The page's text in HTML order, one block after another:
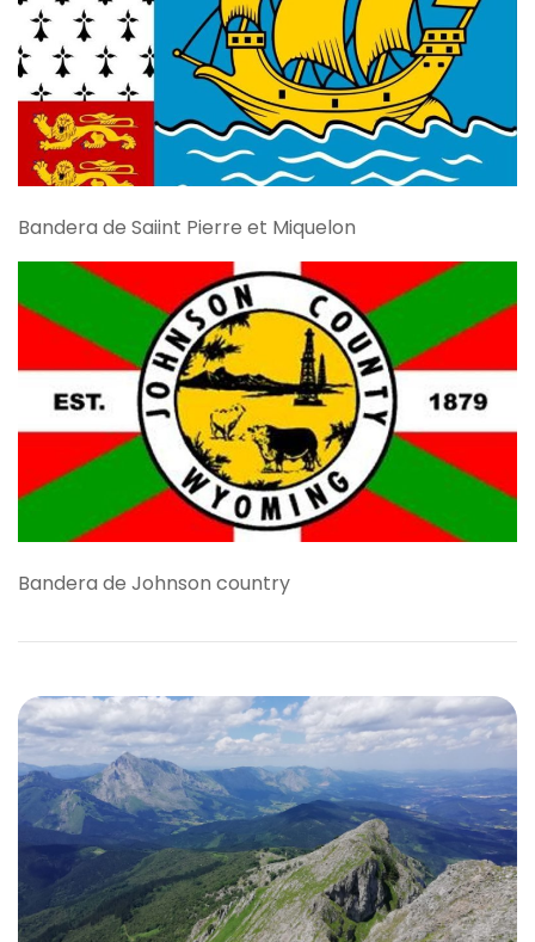
Bandera de Saiint Pierre et Miquelon
Bandera de Johnson country